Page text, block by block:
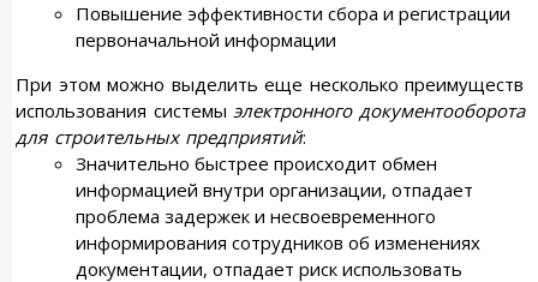
Повышение эффективности сбора и регистрации
первоначальной информации
При этом можно выделить еще несколько преимуществ
использования системы электронного документооборота
для строительных предприятий:
Значительно быстрее происходит обмен
информацией внутри организации, отпадает
проблема задержек и несвоевременного
информирования сотрудников об изменениях
документации, отпадает риск использовать